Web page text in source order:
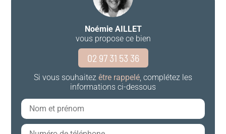
Noémie AILLET
vous propose ce bien
02 97 31 53 36
Si vous souhaitez être rappelé , complétez les
informations ci-dessous